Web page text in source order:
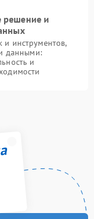
решение и
инструментов,
данными:
и